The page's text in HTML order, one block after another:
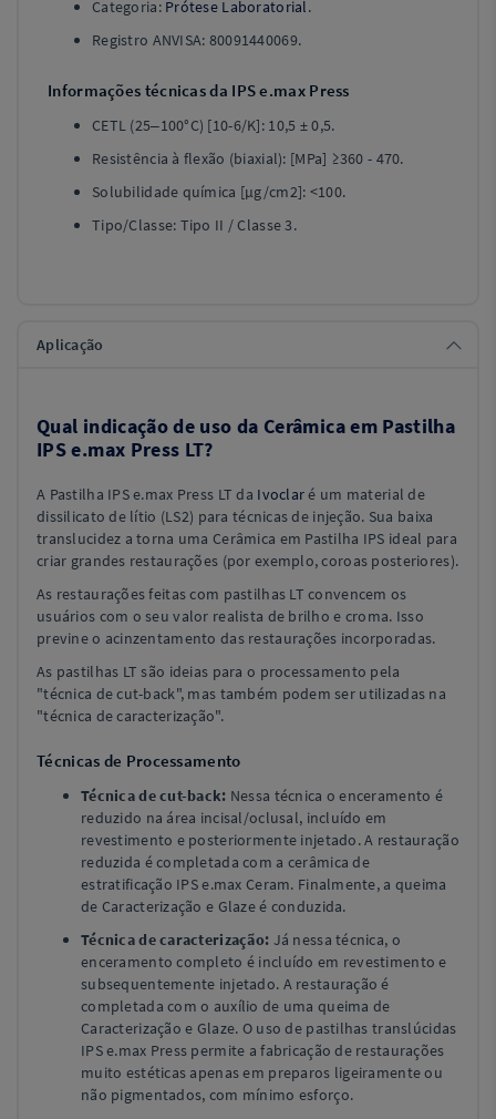
Categoria: Prótese Laboratorial.
Registro ANVISA: 80091440069.
Informações técnicas da IPS e.max Press
CETL (25–100°C) [10-6/K]: 10,5 ± 0,5.
Resistência à flexão (biaxial): [MPa] ≥360 - 470.
Solubilidade química [µg/cm2]: <100.
Tipo/Classe: Tipo II / Classe 3.
Aplicação
Qual indicação de uso da Cerâmica em Pastilha
IPS e.max Press LT?
A Pastilha IPS e.max Press LT da Ivoclaré um material de
dissilicato de lítio (LS2) para técnicas de injeção. Sua baixa
translucidez a torna uma Cerâmica em Pastilha IPS ideal para
criar grandes restaurações (por exemplo, coroas posteriores).
As restaurações feitas com pastilhas LT convencem os
usuários com o seu valor realista de brilho e croma. Isso
previne o acinzentamento das restaurações incorporadas.
As pastilhas LT são ideias para o processamento pela
"técnica de cut-back", mas também podem ser utilizadas na
"técnica de caracterização".
Técnicas de Processamento
Técnica de cut-back: Nessa técnica o enceramento é
reduzido na área incisal/oclusal, incluído em
revestimento e posteriormente injetado. A restauração
reduzida é completada com a cerâmica de
estratificação IPS e.max Ceram. Finalmente, a queima
de Caracterização e Glaze é conduzida.
Técnica de caracterização: Já nessa técnica, o
enceramento completo é incluído em revestimento e
subsequentemente injetado. A restauração é
completada com o auxílio de uma queima de
Caracterização e Glaze. O uso de pastilhas translúcidas
IPS e.max Press permite a fabricação de restaurações
muito estéticas apenas em preparos ligeiramente ou
não pigmentados, com mínimo esforço.